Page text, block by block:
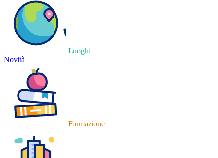
Luoghi
Novità
Formazione